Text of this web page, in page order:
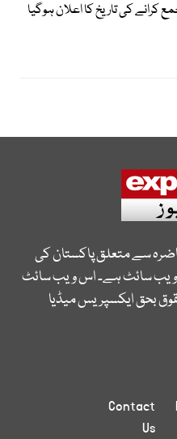
کرانے کی تاریخ کا اعلان ہوگیا
سے متعلق پاکستان کی
ویب سائٹ ہے۔ اس ویب سائٹ
بحق ایکسپریس میڈیا
Contact
Us